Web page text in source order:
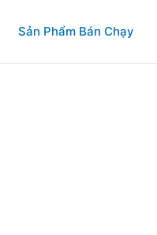
Sản Phẩm Bán Chạy